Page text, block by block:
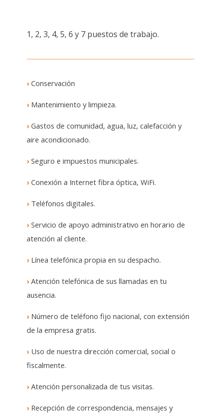
1, 2, 3, 4, 5, 6 y 7 puestos de trabajo.
› Conservación
› Mantenimiento y limpieza.
› Gastos de comunidad, agua, luz, calefacción y
aire acondicionado.
› Seguro e impuestos municipales.
› Conexión a Internet fibra óptica, WiFi.
› Teléfonos digitales.
› Servicio de apoyo administrativo en horario de
atención al cliente.
› Línea telefónica propia en su despacho.
› Atención telefónica de sus llamadas en tu
ausencia.
› Número de teléfono fijo nacional, con extensión
de la empresa gratis.
› Uso de nuestra dirección comercial, social o
fiscalmente.
› Atención personalizada de tus visitas.
› Recepción de correspondencia, mensajes y